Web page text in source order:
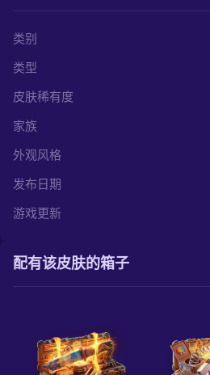
类别
类型
皮肤稀有度
家族
外观风格
发布日期
游戏更新
配有该皮肤的箱子